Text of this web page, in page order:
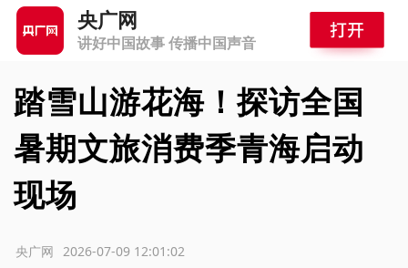
央广网
讲好中国故事 传播中国声音
踏雪山游花海！探访全国
暑期文旅消费季青海启动
现场
2026-07-09 12:01:02
央广网